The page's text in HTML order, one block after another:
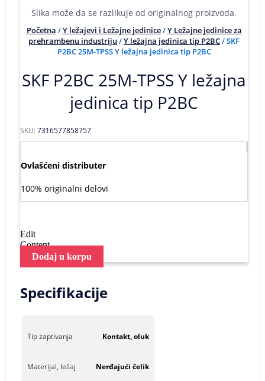
Slika može da se razlikuje od originalnog proizvoda.
Početna /Y ležajevi i Ležajne jedinice/Y Ležajne jedinice za
prehrambenu industriju/Y ležajna jedinica tip P2BC/ SKF
P2BC 25M-TPSS Y ležajna jedinica tip P2BC
SKF P2BC 25M-TPSS Y ležajna
jedinica tip P2BC
SKU:7316577858757
Ovlašćeni distributer
100% originalni delovi
Edit
Content
Dodaj u korpu
Specifikacije
Tip zaptivanja Kontakt, oluk
Materijal, ležaj Nerđajući čelik